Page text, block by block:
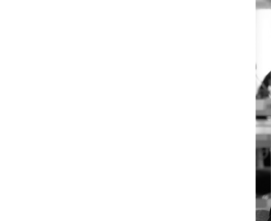
Manassero, Samsung Ads: «Con Total